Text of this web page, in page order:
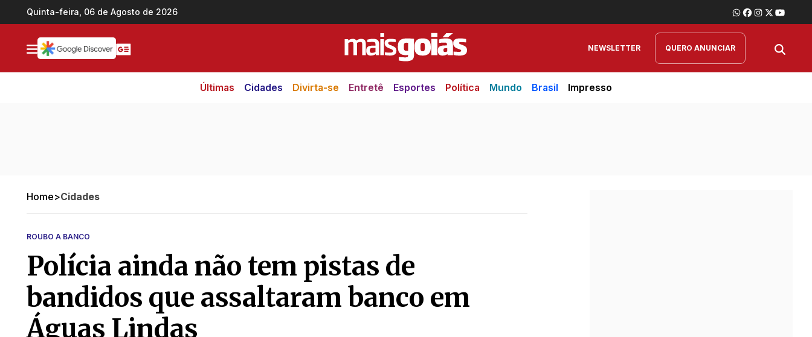
Ir direto pro conteúdo
Quinta-feira, 06 de Agosto de 2026
NEWSLETTER QUERO ANUNCIAR
Últimas Cidades Divirta-se Entretê Esportes Política Mundo Brasil Impresso
Home>Cidades
ROUBO A BANCO
Polícia ainda não tem pistas de
bandidos que assaltaram banco em
Águas Lindas